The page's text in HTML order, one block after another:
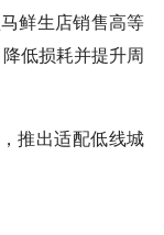
鲜生店销售高等
低损耗并提升周
推出适配低线城